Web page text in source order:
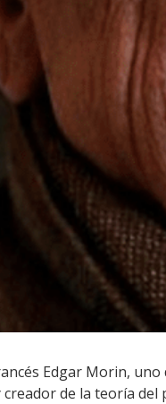
Edgar Morin, uno
creador de la teoría